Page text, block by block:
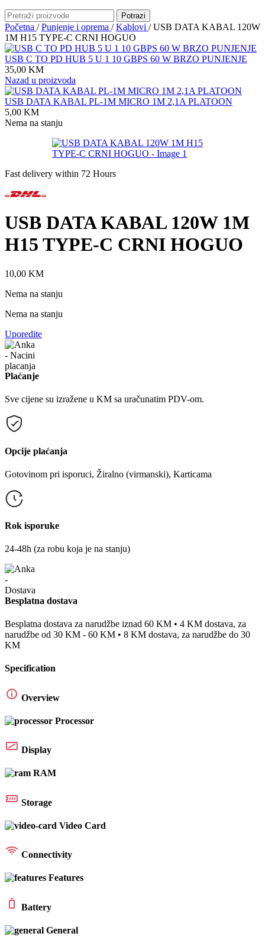
Potrazi
Početna / Punjenje i oprema / Kablovi / USB DATA KABAL 120W
1M H15 TYPE-C CRNI HOGUO
USB C TO PD HUB 5 U 1 10 GBPS 60 W BRZO PUNJENJE
35,00 KM
Nazad u proizvoda
USB DATA KABAL PL-1M MICRO 1M 2,1A PLATOON
5,00 KM
Nema na stanju
Fast delivery within 72 Hours
USB DATA KABAL 120W 1M
H15 TYPE-C CRNI HOGUO
10,00 KM
Nema na stanju
Nema na stanju
Uporedite
Plaćanje
Sve cijene su izražene u KM sa uračunatim PDV-om.
Opcije plaćanja
Gotovinom pri isporuci, Žiralno (virmanski), Karticama
Rok isporuke
24-48h (za robu koja je na stanju)
Besplatna dostava
Besplatna dostava za narudžbe iznad 60 KM • 4 KM dostava, za
narudžbe od 30 KM - 60 KM • 8 KM dostava, za narudžbe do 30
KM
Specification
Overview
Processor
Display
RAM
Storage
Video Card
Connectivity
Features
Battery
General